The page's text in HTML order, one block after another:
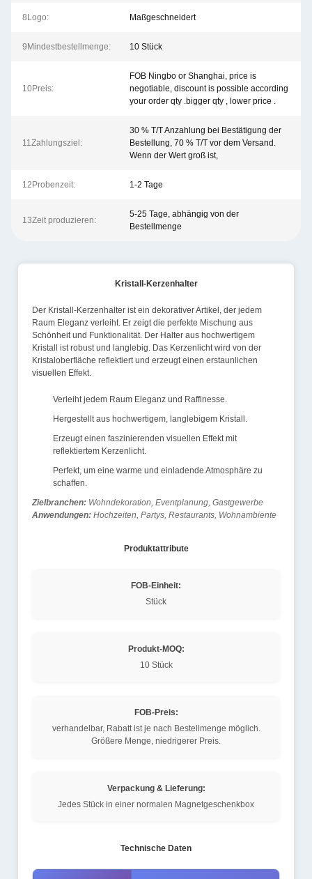
8Logo: Maßgeschneidert
9Mindestbestellmenge: 10 Stück
10Preis:
FOB Ningbo or Shanghai, price is
negotiable, discount is possible according
your order qty .bigger qty , lower price .
11Zahlungsziel:
30 % T/T Anzahlung bei Bestätigung der
Bestellung, 70 % T/T vor dem Versand.
Wenn der Wert groß ist,
12Probenzeit: 1-2 Tage
13Zeit produzieren:
5-25 Tage, abhängig von der
Bestellmenge
Kristall-Kerzenhalter
Der Kristall-Kerzenhalter ist ein dekorativer Artikel, der jedem
Raum Eleganz verleiht. Er zeigt die perfekte Mischung aus
Schönheit und Funktionalität. Der Halter aus hochwertigem
Kristall ist robust und langlebig. Das Kerzenlicht wird von der
Kristaloberfläche reflektiert und erzeugt einen erstaunlichen
visuellen Effekt.
Verleiht jedem Raum Eleganz und Raffinesse.
Hergestellt aus hochwertigem, langlebigem Kristall.
Erzeugt einen faszinierenden visuellen Effekt mit
reflektiertem Kerzenlicht.
Perfekt, um eine warme und einladende Atmosphäre zu
schaffen.
Zielbranchen: Wohndekoration, Eventplanung, Gastgewerbe
Anwendungen: Hochzeiten, Partys, Restaurants, Wohnambiente
Produktattribute
FOB-Einheit:
Stück
Produkt-MOQ:
10 Stück
FOB-Preis:
verhandelbar, Rabatt ist je nach Bestellmenge möglich.
Größere Menge, niedrigerer Preis.
Verpackung & Lieferung:
Jedes Stück in einer normalen Magnetgeschenkbox
Technische Daten